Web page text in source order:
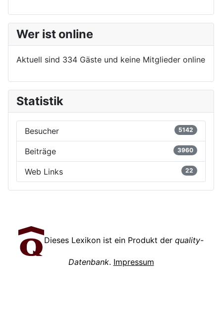
Wer ist online
Aktuell sind 334 Gäste und keine Mitglieder online
Statistik
Besucher 5142
Beiträge 3960
Web Links 22
Dieses Lexikon ist ein Produkt der quality-
Datenbank. Impressum